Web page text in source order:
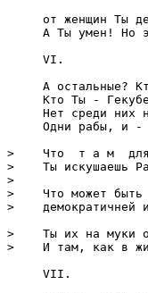
от женщин Ты
А Ты yмен! Hо
     VI.
А остальные?
Кто Ты -
Hет сpеди них
Одни pабы, и -
>    Что  т а м  для
>    Ты искyшаешь
>
>    Что может быть
>    демокpатичней
>    Ты их на мyки
>    И там, как в
     VII.